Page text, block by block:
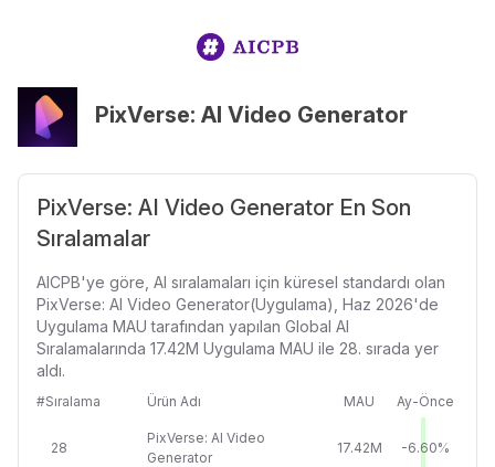
PixVerse: AI Video Generator
PixVerse: AI Video Generator En Son
Sıralamalar
AICPB'ye göre, AI sıralamaları için küresel standardı olan
PixVerse: AI Video Generator(Uygulama), Haz 2026'de
Uygulama MAU tarafından yapılan Global AI
Sıralamalarında 17.42M Uygulama MAU ile 28. sırada yer
aldı.
#Sıralama Ürün Adı MAU Ay-Önce
28
PixVerse: AI Video
Generator
17.42M -6.60%